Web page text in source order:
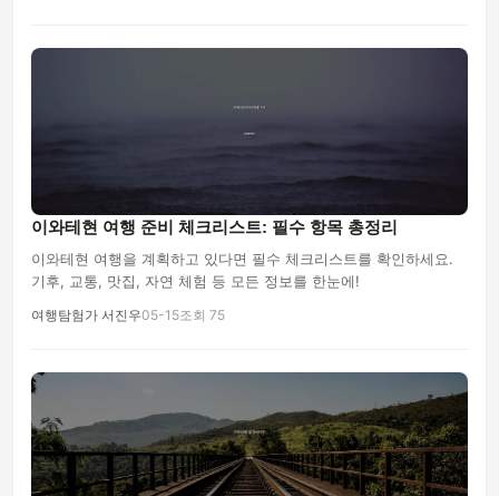
이와테현 여행 준비 체크리스트: 필수 항목 총정리
이와테현 여행을 계획하고 있다면 필수 체크리스트를 확인하세요.
기후, 교통, 맛집, 자연 체험 등 모든 정보를 한눈에!
여행탐험가 서진우05-15조회 75